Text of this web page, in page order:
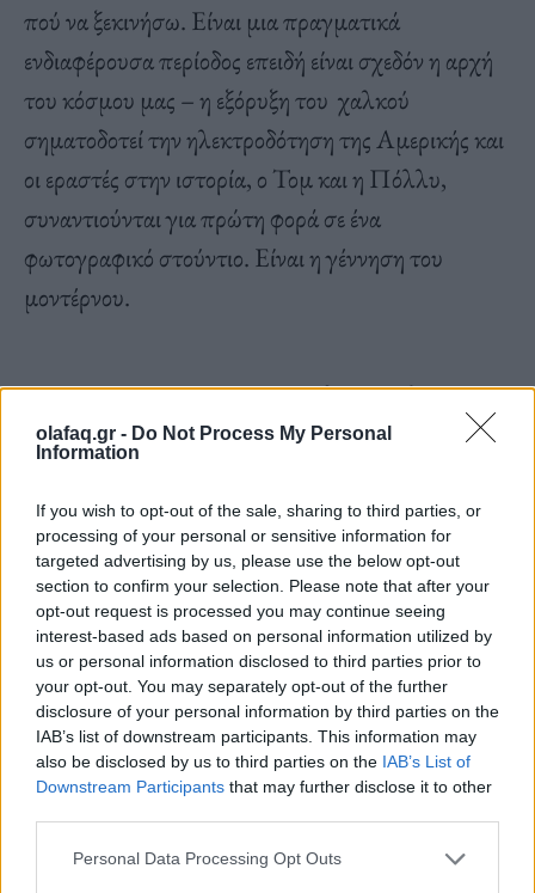
olafaq.gr - Do Not Process My Personal
Information
If you wish to opt-out of the sale, sharing to third parties, or
processing of your personal or sensitive information for
targeted advertising by us, please use the below opt-out
section to confirm your selection. Please note that after your
opt-out request is processed you may continue seeing
interest-based ads based on personal information utilized by
us or personal information disclosed to third parties prior to
your opt-out. You may separately opt-out of the further
disclosure of your personal information by third parties on the
IAB’s list of downstream participants. This information may
also be disclosed by us to third parties on the IAB’s List of
Downstream Participants that may further disclose it to other
Personal Data Processing Opt Outs
πού να ξεκινήσω. Είναι μια πραγματικά
ενδιαφέρουσα περίοδος επειδή είναι σχεδόν η αρχή
του κόσμου μας – η εξόρυξη του χαλκού
σηματοδοτεί την ηλεκτροδότηση της Αμερικής και
οι εραστές στην ιστορία, ο Τομ και η Πόλλυ,
συναντιούνται για πρώτη φορά σε ένα
φωτογραφικό στούντιο. Είναι η γέννηση του
μοντέρνου.
– Η ατμόσφαιρα της μικρής πόλης μου θύμισε
πόλεις στα σύνορα σε τηλεοπτικές σειρές όπως το
Millerτου Robert Altman. Τα έχετε δει;
Και οι δύο θα αποτελούσαν ισχυρές επιρροές στο
έργο, μαζί με εκείνες τις σπουδαίες ταινίες του
Terrence Mallick από τη δεκαετία του 1970, το
Badlandsκαι τοDaysofHeaven.
– Θα περιέγραφες το μυθιστόρημα ως
γουέστερν ως λογοτεχνικό και κινηματογραφικό